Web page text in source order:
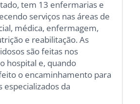
tem 13 enfermarias e
serviços nas áreas de
médica, enfermagem,
e reabilitação. As
são feitas nos
hospital e, quando
o encaminhamento para
da